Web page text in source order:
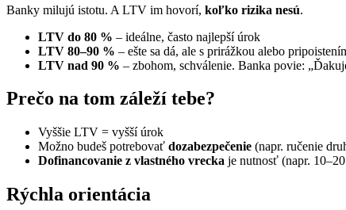
Banky milujú istotu. A LTV im hovorí, koľko rizika nesú.
LTV do 80 % – ideálne, často najlepší úrok
LTV 80–90 % – ešte sa dá, ale s prirážkou alebo
LTV nad 90 % – zbohom, schválenie. Banka povie:
Prečo na tom záleží tebe?
Vyššie LTV = vyšší úrok
Možno budeš potrebovať dozabezpečenie (napr. ručenie
Dofinancovanie z vlastného vrecka je nutnosť (napr.
Rýchla orientácia